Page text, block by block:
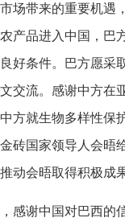
场带来的重要机遇
产品进入中国，巴
好条件。巴方愿采
交流。感谢中方在
方就生物多样性保
砖国家领导人会晤
动会晤取得积极成果
感谢中国对巴西的